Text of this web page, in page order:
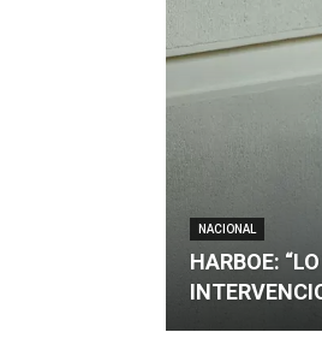
NACIONAL
HARBOE: